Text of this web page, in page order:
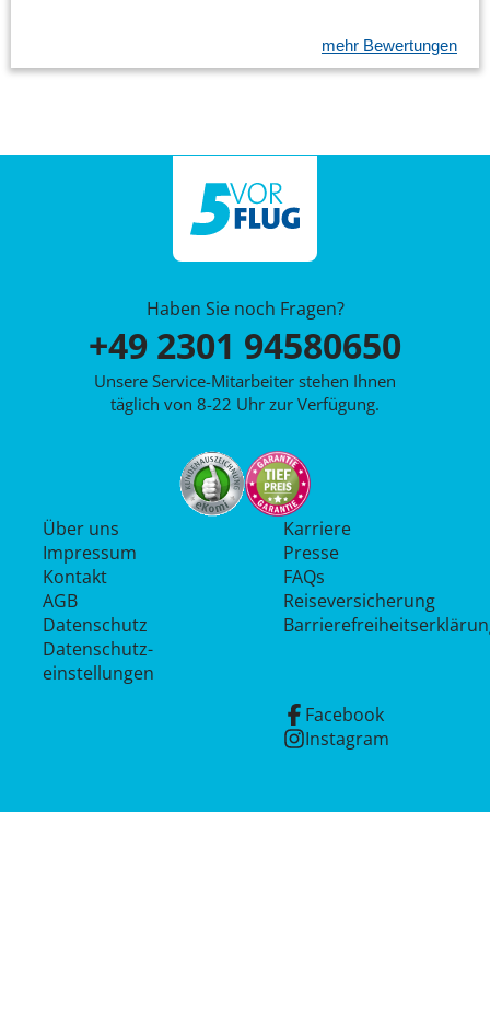
mehr Bewertungen
Haben Sie noch Fragen?
+49 2301 94580650
Unsere Service-Mitarbeiter stehen Ihnen
täglich von 8-22 Uhr zur Verfügung.
Über uns
Impressum
Kontakt
AGB
Datenschutz
Datenschutz­
einstellungen
Karriere
Presse
FAQs
Reiseversicherung
Facebook
Instagram